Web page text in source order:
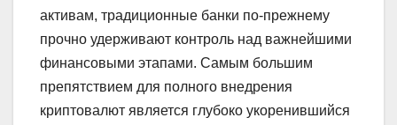
активам, традиционные банки по-прежнему
прочно удерживают контроль над важнейшими
финансовыми этапами. Самым большим
препятствием для полного внедрения
криптовалют является глубоко укоренившийся